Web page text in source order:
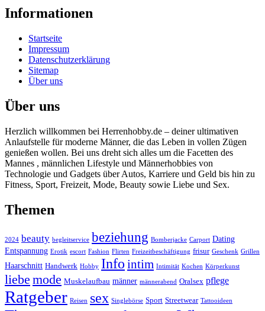
Informationen
Startseite
Impressum
Datenschutzerklärung
Sitemap
Über uns
Über uns
Herzlich willkommen bei Herrenhobby.de – deiner ultimativen
Anlaufstelle für moderne Männer, die das Leben in vollen Zügen
genießen wollen. Bei uns dreht sich alles um die Facetten des
Mannes , männlichen Lifestyle und Männerhobbies von
Technologie und Gadgets über Autos, Karriere und Geld bis hin zu
Fitness, Sport, Freizeit, Mode, Beauty sowie Liebe und Sex.
Themen
2024 beauty begleitservice beziehung Bomberjacke Carport Dating
Entspannung Erotik escort Fashion Flirten Freizeitbeschäftigung frisur Geschenk Grillen
Haarschnitt Handwerk Hobby Info intim Intimität Kochen Körperkunst
liebe mode Muskelaufbau männer männerabend Oralsex pflege
Ratgeber Reisen sex Singlebörse Sport Streetwear Tattooideen